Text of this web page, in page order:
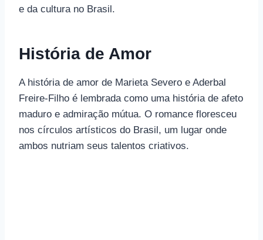
e da cultura no Brasil.
História de Amor
A história de amor de Marieta Severo e Aderbal
Freire-Filho é lembrada como uma história de afeto
maduro e admiração mútua. O romance floresceu
nos círculos artísticos do Brasil, um lugar onde
ambos nutriam seus talentos criativos.